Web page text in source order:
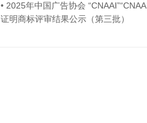
• 2025年中国广告协会
证明商标评审结果公示（第三批）